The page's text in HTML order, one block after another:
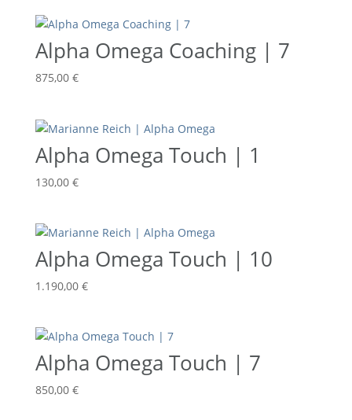
Alpha Omega Coaching | 7
875,00 €
Alpha Omega Touch | 1
130,00 €
Alpha Omega Touch | 10
1.190,00 €
Alpha Omega Touch | 7
850,00 €